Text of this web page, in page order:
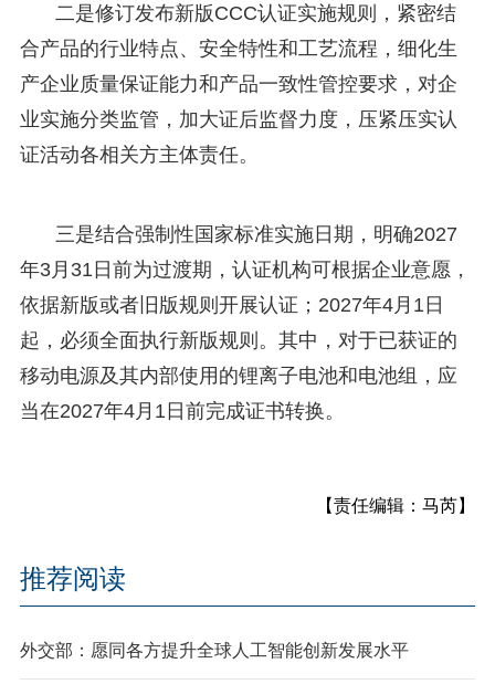
二是修订发布新版CCC认证实施规则，紧密结
合产品的行业特点、安全特性和工艺流程，细化生
产企业质量保证能力和产品一致性管控要求，对企
业实施分类监管，加大证后监督力度，压紧压实认
证活动各相关方主体责任。
三是结合强制性国家标准实施日期，明确2027
年3月31日前为过渡期，认证机构可根据企业意愿，
依据新版或者旧版规则开展认证；2027年4月1日
起，必须全面执行新版规则。其中，对于已获证的
移动电源及其内部使用的锂离子电池和电池组，应
当在2027年4月1日前完成证书转换。
【责任编辑：马芮】
推荐阅读
外交部：愿同各方提升全球人工智能创新发展水平